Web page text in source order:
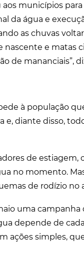
aos municípios
da água e
as chuvas
e matas
de mananciais”,
à população
e, diante disso,
de
no momento.
de rodízio no
uma campanha
depende de
ações simples,